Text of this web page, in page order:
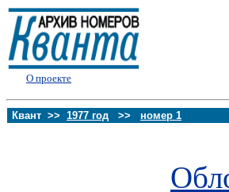
О проекте
Квант >> 1977 год >> номер 1